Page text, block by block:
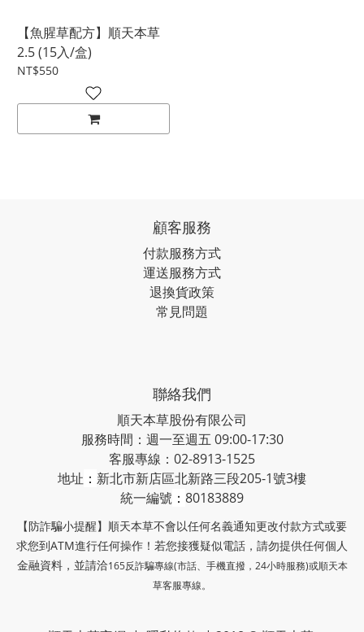
【魚腥草配方】順天本草
2.5 (15入/盒)
NT$550
顧客服務
付款服務方式
運送服務方式
退換貨政策
常見問題
聯絡我們
順天本草股份有限公司
服務時間：週一至週五 09:00-17:30
客服專線：02-8913-1525
地址 ： 新北市新店區北新路三段205-1號3樓
統一編號 ： 80183889
【防詐騙小提醒】順天本草不會以任何名義通知更改付款方式或要
求您到ATM進行任何操作！若您接獲疑似電話，請勿提供任何個人
金融資料，並請洽165反詐騙專線(市話、手機直撥，24小時服務)或順天本
草客服專線。